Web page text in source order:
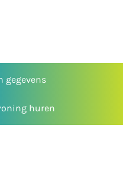
gegevens
huren